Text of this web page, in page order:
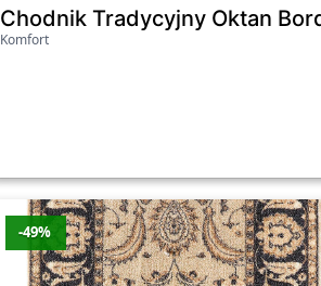
Chodnik Tradycyjny Oktan
Komfort
-49%